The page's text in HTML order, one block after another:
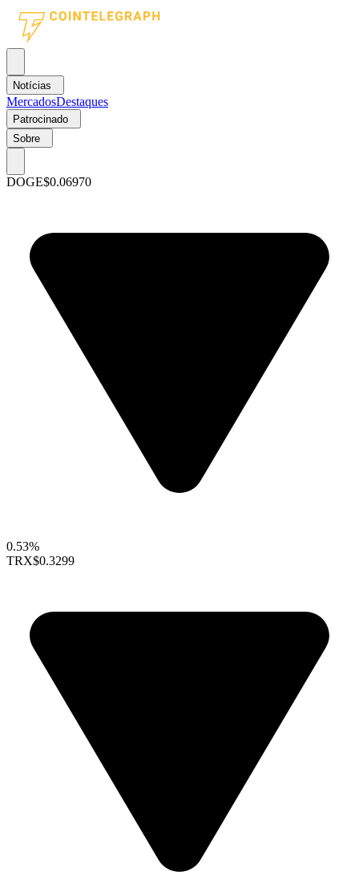
Notícias
MercadosDestaques
Patrocinado
Sobre
DOGE$0.06970
0.53%
TRX$0.3299